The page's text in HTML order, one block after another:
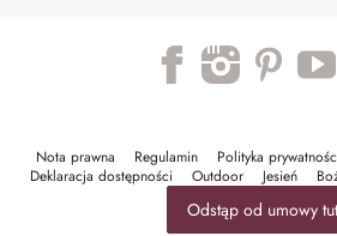
Nota prawna Regulamin Polityka
Deklaracja dostępności
Outdoor Jesień
Odstąp od umowy